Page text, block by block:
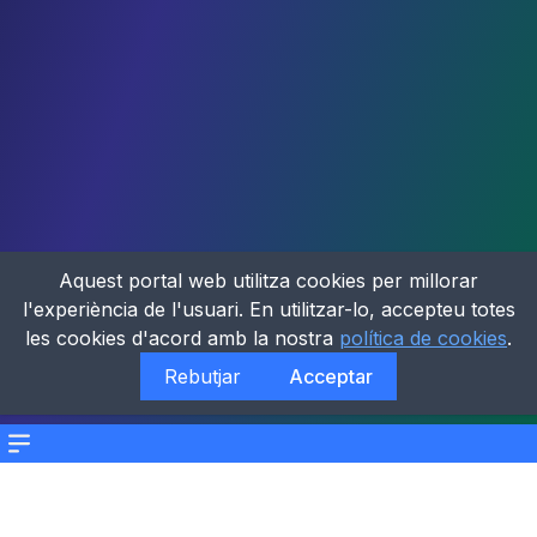
Menu
Aquest portal web utilitza cookies per millorar
l'experiència de l'usuari. En utilitzar-lo, accepteu totes
les cookies d'acord amb la nostra política de cookies.
Rebutjar
Acceptar